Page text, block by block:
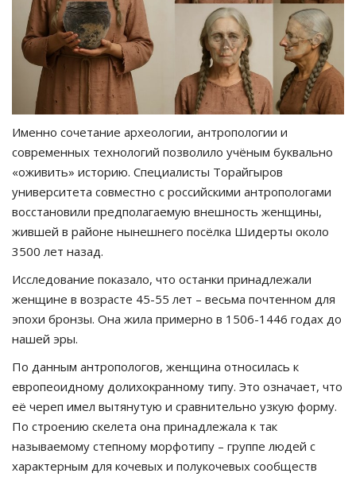
Именно сочетание археологии, антропологии и
современных технологий позволило учёным буквально
«оживить» историю. Специалисты Торайгыров
университета совместно с российскими антропологами
восстановили предполагаемую внешность женщины,
жившей в районе нынешнего посёлка Шидерты около
3500 лет назад.
Исследование показало, что останки принадлежали
женщине в возрасте 45-55 лет – весьма почтенном для
эпохи бронзы. Она жила примерно в 1506-1446 годах до
нашей эры.
По данным антропологов, женщина относилась к
европеоидному долихокранному типу. Это означает, что
её череп имел вытянутую и сравнительно узкую форму.
По строению скелета она принадлежала к так
называемому степному морфотипу – группе людей с
характерным для кочевых и полукочевых сообществ